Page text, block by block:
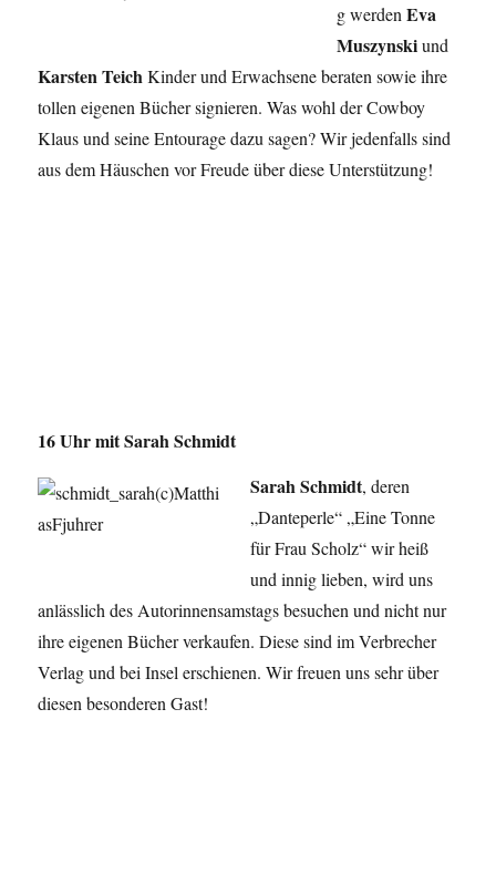
g werdenEva
Muszynskiund
Karsten TeichKinder und Erwachsene beraten sowie ihre
tollen eigenen Bücher signieren. Was wohl der Cowboy
Klaus und seine Entourage dazu sagen? Wir jedenfalls sind
aus dem Häuschen vor Freude über diese Unterstützung!
16 Uhr mit Sarah Schmidt
Sarah Schmidt, deren
„Danteperle“ „Eine Tonne
für Frau Scholz“ wir heiß
und innig lieben, wird uns
anlässlich des Autorinnensamstags besuchen und nicht nur
ihre eigenen Bücher verkaufen. Diese sind im Verbrecher
Verlag und bei Insel erschienen. Wir freuen uns sehr über
diesen besonderen Gast!